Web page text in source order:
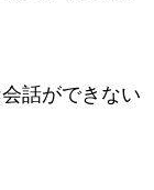
話ができない